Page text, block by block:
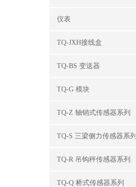
仪表
TQ-JXH接线盒
TQ-BS 变送器
TQ-G 模块
TQ-Z 轴销式传感器系列
TQ-S 三梁侧力传感器系列
TQ-R 吊钩秤传感器系列
TQ-Q 桥式传感器系列